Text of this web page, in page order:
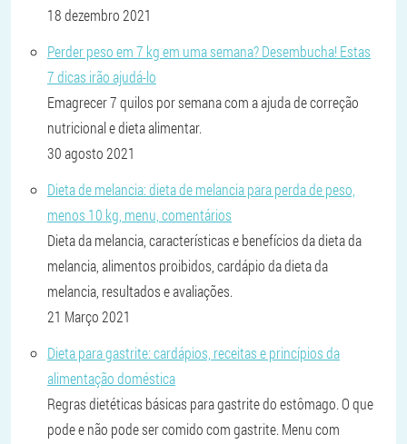
18 dezembro 2021
Perder peso em 7 kg em uma semana? Desembucha! Estas
7 dicas irão ajudá-lo
Emagrecer 7 quilos por semana com a ajuda de correção
nutricional e dieta alimentar.
30 agosto 2021
Dieta de melancia: dieta de melancia para perda de peso,
menos 10 kg, menu, comentários
Dieta da melancia, características e benefícios da dieta da
melancia, alimentos proibidos, cardápio da dieta da
melancia, resultados e avaliações.
21 Março 2021
Dieta para gastrite: cardápios, receitas e princípios da
alimentação doméstica
Regras dietéticas básicas para gastrite do estômago. O que
pode e não pode ser comido com gastrite. Menu com